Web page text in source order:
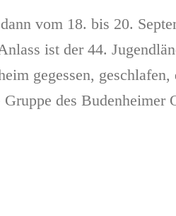
vom 18. bis 20.
ist der 44.
gegessen,
des Budenheimer